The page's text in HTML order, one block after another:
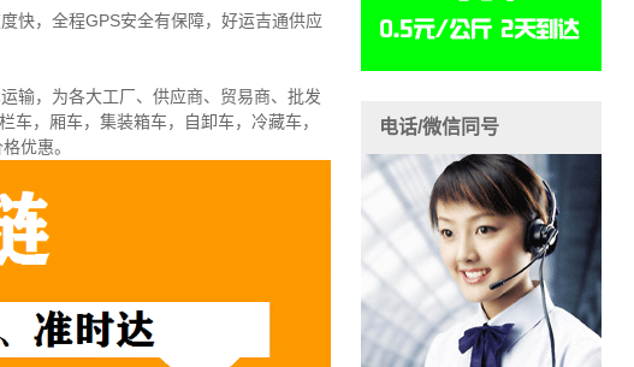
快，全程GPS安全有保障，好运吉通供应
输，为各大工厂、供应商、贸易商、批发
，厢车，集装箱车，自卸车，冷藏车，
优惠。
电话/微信同号